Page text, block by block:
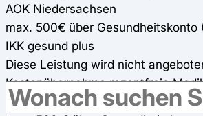
AOK Niedersachsen
max. 500€ über Gesundheitskonto
IKK gesund plus
Diese Leistung wird nicht
Kostenübernahme rezeptfreie
AOK Niedersachsen